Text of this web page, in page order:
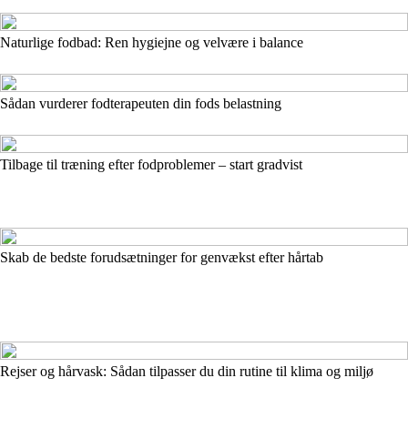
Naturlige fodbad: Ren hygiejne og velvære i balance
Sådan vurderer fodterapeuten din fods belastning
Tilbage til træning efter fodproblemer – start gradvist
Skab de bedste forudsætninger for genvækst efter hårtab
Rejser og hårvask: Sådan tilpasser du din rutine til klima og miljø